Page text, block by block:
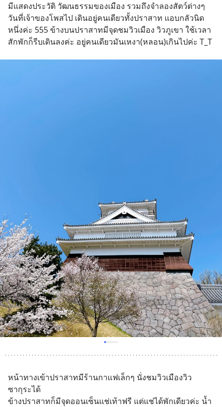
มีแสดงประวัติ วัฒนธรรมของเมือง รวมถึงจำลองสัตว์ต่างๆ
วันที่เจ้าของโพสไป เดินอยู่คนเดียวทั้งปราสาท แอบกลัวนิด
หนึ่งค่ะ 555 ข้างบนปราสาทมีจุดชมวิวเมือง วิวภูเขา ใช้เวลา
สักพักก็รีบเดินลงค่ะ อยู่คนเดียวมันเหงา(หลอน)เกินไปค่ะ T_T
หน้าทางเข้าปราสาทมีร้านกาแฟเล็กๆ นั่งชมวิวเมืองวิว
ซากุระได้
ข้างปราสาทก็มีจุดออนเซ็นแช่เท้าฟรี แต่แช่ได้พักเดียวค่ะ น้ำ